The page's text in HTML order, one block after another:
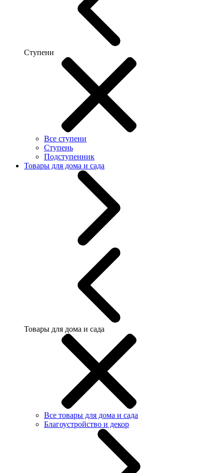
Ступени
Все ступени
Ступень
Подступенник
Товары для дома и сада
Товары для дома и сада
Все товары для дома и сада
Благоустройство и декор